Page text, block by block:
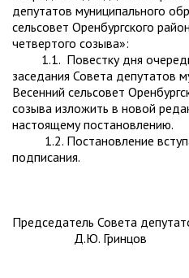
депутатов муниципального
сельсовет Оренбургского
четвертого созыва»:
1.1. Повестку дня
заседания Совета депутатов
Весенний сельсовет
созыва изложить в новой
настоящему постановлению.
1.2. Постановление
подписания.
Председатель
Д.Ю. Гринцов